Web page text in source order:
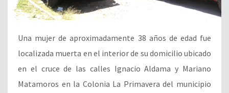
Una mujer de aproximadamente 38 años de edad fue
localizada muerta en el interior de su domicilio ubicado
en el cruce de las calles Ignacio Aldama y Mariano
Matamoros en la Colonia La Primavera del municipio